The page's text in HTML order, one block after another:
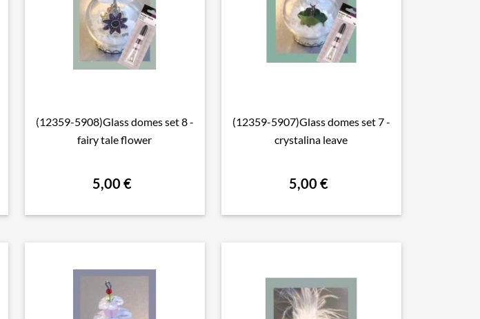
 Aperçu rapide
(12359-5908)Glass domes set 8 -
fairy tale flower
5,00 €
 Aperçu rapide
(12359-5907)Glass domes set 7 -
crystalina leave
5,00 €